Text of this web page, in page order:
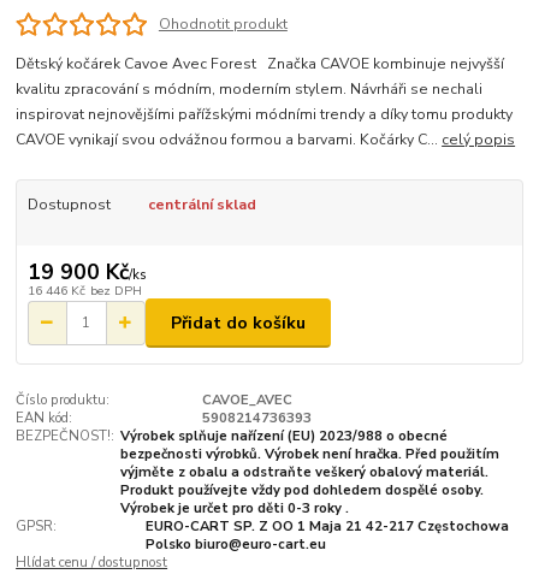
Ohodnotit produkt
Dětský kočárek Cavoe Avec Forest Značka CAVOE kombinuje nejvyšší
kvalitu zpracování s módním, moderním stylem. Návrháři se nechali
inspirovat nejnovějšími pařížskými módními trendy a díky tomu produkty
CAVOE vynikají svou odvážnou formou a barvami. Kočárky C... celý popis
Dostupnost centrální sklad
19 900 Kč/ks
16 446 Kč bez DPH
Přidat do košíku
Číslo produktu:
CAVOE_AVEC
EAN kód:
5908214736393
BEZPEČNOST!: Výrobek splňuje nařízení (EU) 2023/988 o obecné
bezpečnosti výrobků. Výrobek není hračka. Před použitím
výjměte z obalu a odstraňte veškerý obalový materiál.
Produkt používejte vždy pod dohledem dospělé osoby.
Výrobek je určet pro děti 0-3 roky .
GPSR:
EURO-CART SP. Z OO 1 Maja 21 42-217 Częstochowa
Polsko biuro@euro-cart.eu
Hlídat cenu / dostupnost